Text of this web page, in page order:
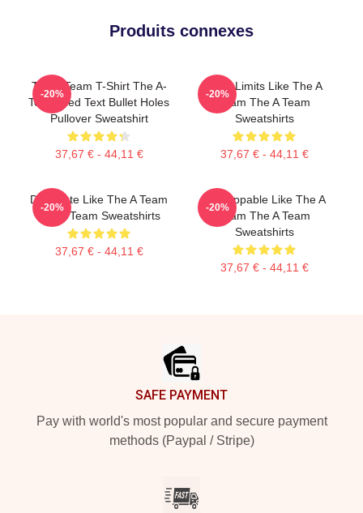
Produits connexes
The A Team T-Shirt The A-
Team Red Text Bullet Holes
Pullover Sweatshirt
37,67 € - 44,11 €
-20%
Push Limits Like The A
Team The A Team
Sweatshirts
37,67 € - 44,11 €
-20%
Dominate Like The A Team
The A Team Sweatshirts
37,67 € - 44,11 €
-20%
Unstoppable Like The A
Team The A Team
Sweatshirts
37,67 € - 44,11 €
-20%
SAFE PAYMENT
Pay with world's most popular and secure payment
methods (Paypal / Stripe)